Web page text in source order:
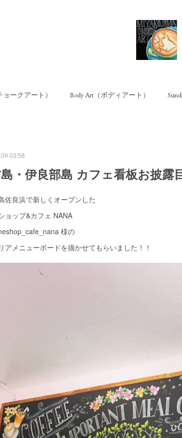
ョークアート） Body Art（ボディアート）
03:58
・伊良部島 カフェ看板お披露
佐良浜で新しくオープンした
ョップ&カフェ NANA
様の
アメニューボードを描かせてもらいました！！